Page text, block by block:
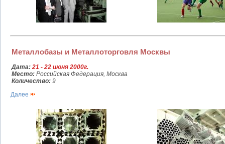
Металлобазы и Металлоторговля Москвы
Дата: 21 - 22 июня 2000г.
Место: Российская Федерация, Москва
Количество: 9
Далее